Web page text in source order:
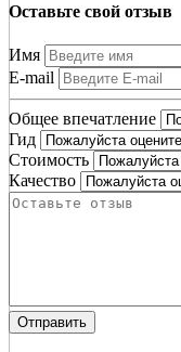
Оставьте свой отзыв
Имя
E-mail
Общее впечатление
Гид
Стоимость
Качество